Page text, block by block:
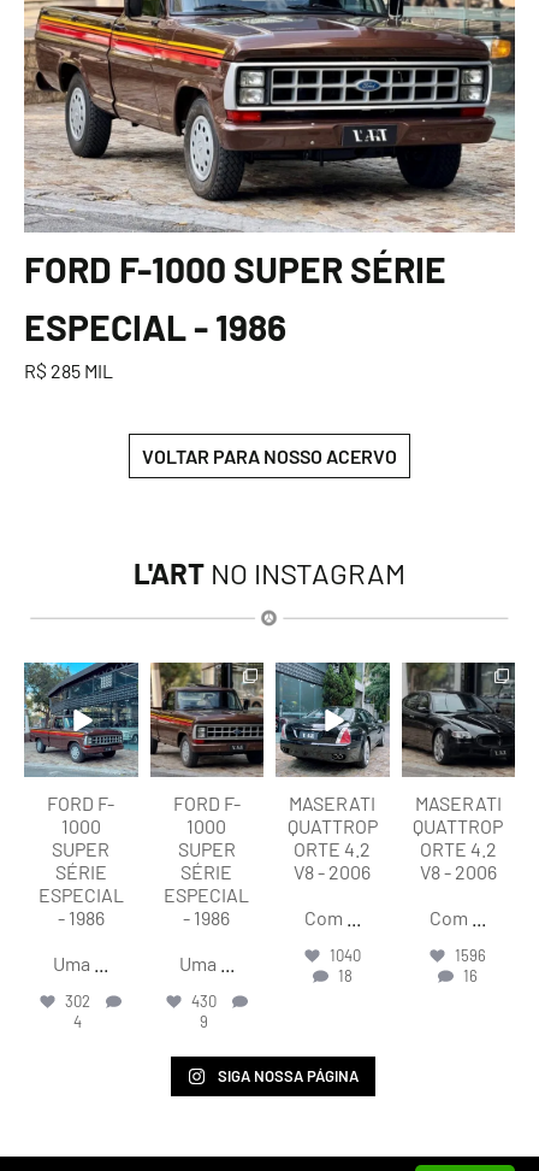
FORD F-1000 SUPER SÉRIE
ESPECIAL - 1986
R$ 285 MIL
VOLTAR PARA NOSSO ACERVO
L'ART NO INSTAGRAM
lart.br
Ago 7
FORD F-
1000
SUPER
SÉRIE
ESPECIAL
- 1986
Uma
302
4
lart.br
Ago 7
FORD F-
1000
SUPER
SÉRIE
ESPECIAL
- 1986
Uma
430
9
lart.br
Ago 6
MASERATI
QUATTROP
ORTE 4.2
V8 - 2006
Com
1040
18
lart.br
Ago 6
MASERATI
QUATTROP
ORTE 4.2
V8 - 2006
Com
1596
16
SIGA NOSSA PÁGINA